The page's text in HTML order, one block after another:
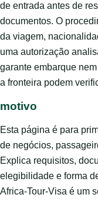
de entrada antes de
documentos. O
da viagem,
uma autorização
garante embarque
a fronteira podem
motivo
Esta página é para
de negócios,
Explica requisitos,
elegibilidade e forma
Africa-Tour-Visa é um